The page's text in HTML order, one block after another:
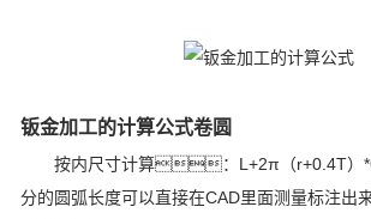
钣金加工的计算公式卷圆
按内尺寸计算：L+2π（r+0.4T）
分的圆弧长度可以直接在CAD里面测量标注